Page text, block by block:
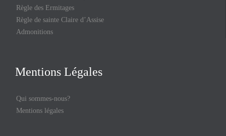
Règle des Ermitages
Règle de sainte Claire d’Assise
Admonitions
Mentions Légales
Qui sommes-nous?
Mentions légales